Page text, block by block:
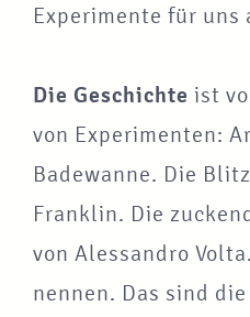
Experimente für uns
Die Geschichte ist
von Experimenten:
Badewanne. Die
Franklin. Die
von Alessandro
nennen. Das sind